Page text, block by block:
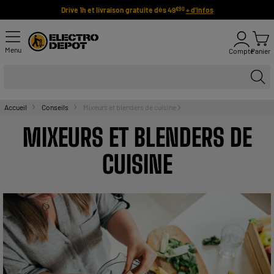
Drive 1h et livraison gratuite dès 49€90 + d'infos
Menu ComptePanier
Accueil Conseils Mixeurs et blenders de cuisine
MIXEURS ET BLENDERS DE
CUISINE